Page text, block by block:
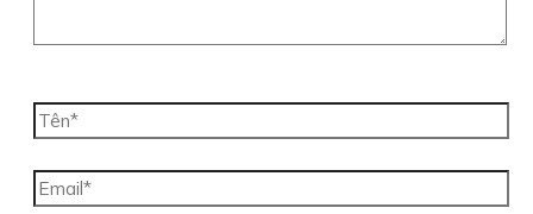
Tên*
Email*